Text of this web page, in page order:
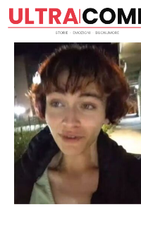
Vai
al
contenuto